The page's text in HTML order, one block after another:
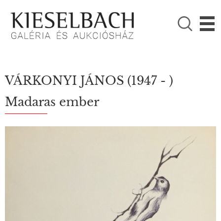

KÉRJÜK VÁLASSZON!
Festmények
VÁRKONYI JÁNOS (1947 - )
Madaras ember